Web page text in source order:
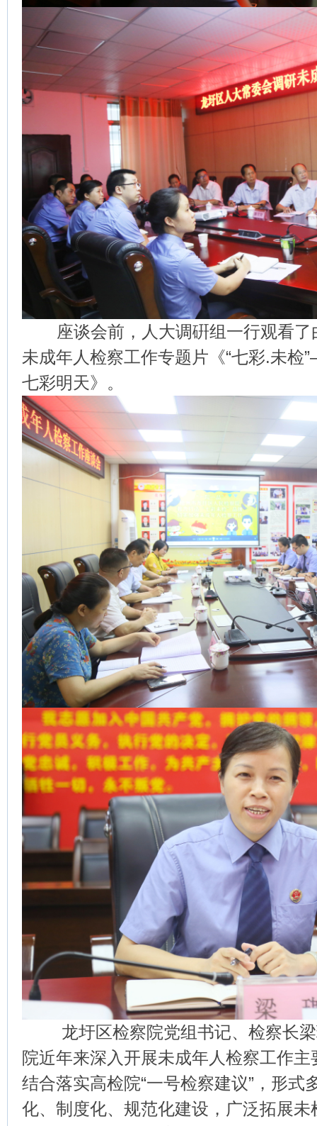
座谈会前，人大调硏组一行观看了
未成年人检察工作专题片《“七彩.未
七彩明天》。
龙圩区检察院党组书记、检察长梁
院近年来深入开展未成年人检察工作
结合落实高检院“一号检察建议”，形式
化、制度化、规范化建设，广泛拓展